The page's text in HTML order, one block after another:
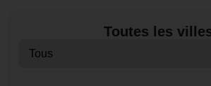
Toutes les